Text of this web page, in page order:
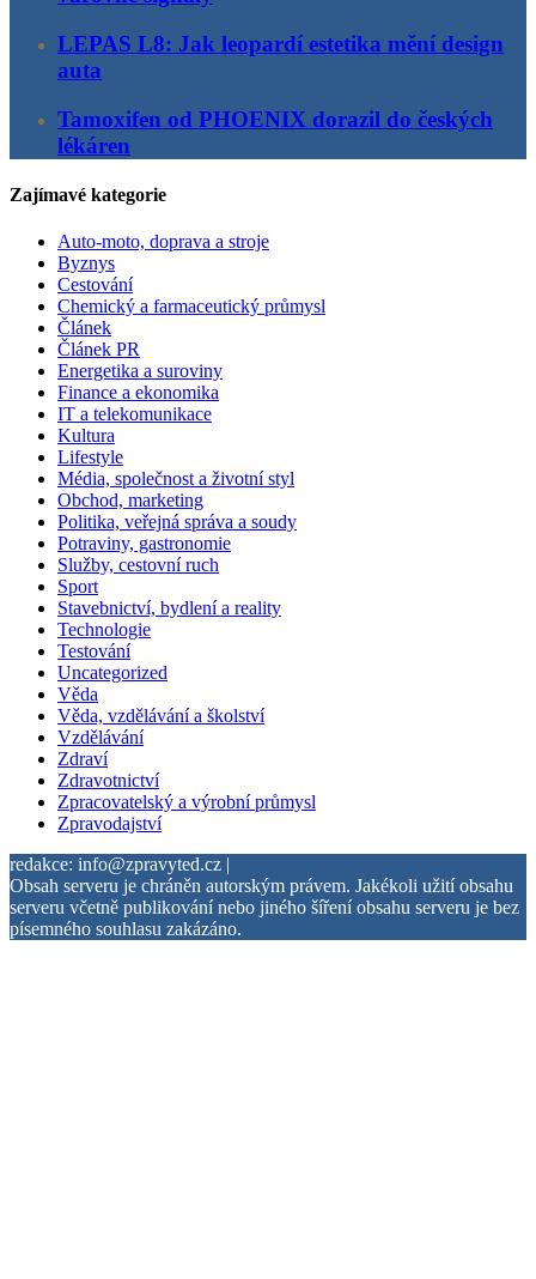
LEPAS L8: Jak leopardí estetika mění design
auta
Tamoxifen od PHOENIX dorazil do českých
lékáren
Zajímavé kategorie
Auto-moto, doprava a stroje
Byznys
Cestování
Chemický a farmaceutický průmysl
Článek
Článek PR
Energetika a suroviny
Finance a ekonomika
IT a telekomunikace
Kultura
Lifestyle
Média, společnost a životní styl
Obchod, marketing
Politika, veřejná správa a soudy
Potraviny, gastronomie
Služby, cestovní ruch
Sport
Stavebnictví, bydlení a reality
Technologie
Testování
Uncategorized
Věda
Věda, vzdělávání a školství
Vzdělávání
Zdraví
Zdravotnictví
Zpracovatelský a výrobní průmysl
Zpravodajství
redakce: info@zpravyted.cz |
Obsah serveru je chráněn autorským právem. Jakékoli užití obsahu
serveru včetně publikování nebo jiného šíření obsahu serveru je bez
písemného souhlasu zakázáno.